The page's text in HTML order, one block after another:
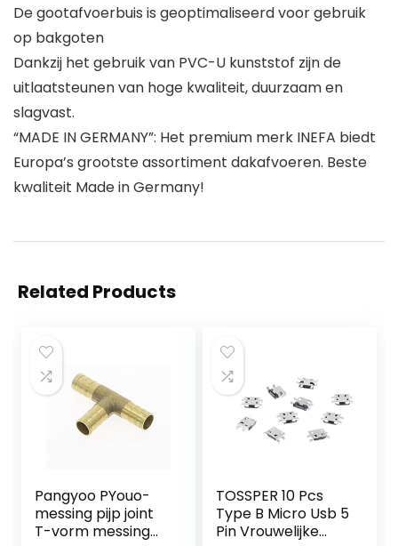
De gootafvoerbuis is geoptimaliseerd voor gebruik
op bakgoten
Dankzij het gebruik van PVC-U kunststof zijn de
uitlaatsteunen van hoge kwaliteit, duurzaam en
slagvast.
“MADE IN GERMANY”: Het premium merk INEFA biedt
Europa’s grootste assortiment dakafvoeren. Beste
kwaliteit Made in Germany!
Related Products
Pangyoo PYouo-
messing pijp joint
T-vorm messing
TOSSPER 10 Pcs
Type B Micro Usb 5
Pin Vrouwelijke